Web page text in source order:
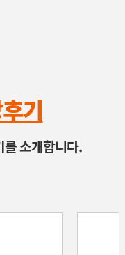
기
소개합니다.